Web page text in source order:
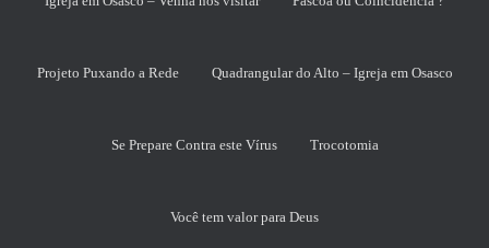
Projeto Puxando a Rede Quadrangular do Alto – Igreja em Osasco
Se Prepare Contra este Vírus Trocotomia
Você tem valor para Deus